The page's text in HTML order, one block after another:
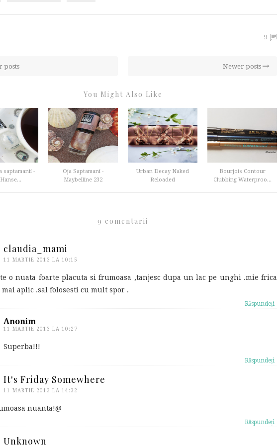
9
posts Newer posts
You Might Also Like
saptamanii -
Oja Saptamani -
Maybelline 232
Urban Decay Naked
Reloaded
Bourjois Contour
Clubbing Waterproo...
9 comentarii
claudia_mami
11 MARTIE 2013 LA 10:15
o nuata foarte placuta si frumoasa ,tanjesc dupa un lac pe unghi .mie frica
mai aplic .sal folosesti cu mult spor .
Răspundeți
Anonim
11 MARTIE 2013 LA 10:27
Superba!!!
Răspundeți
It's Friday Somewhere
11 MARTIE 2013 LA 14:32
nuanta!@
Răspundeți
Unknown